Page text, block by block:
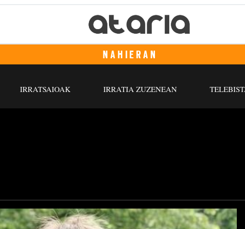
NAHIERAN
IRRATSAIOAK IRRATIA ZUZENEAN